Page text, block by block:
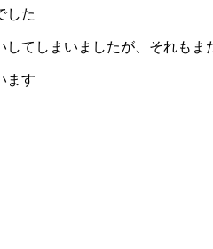
した
してしまいましたが、それもま
ます